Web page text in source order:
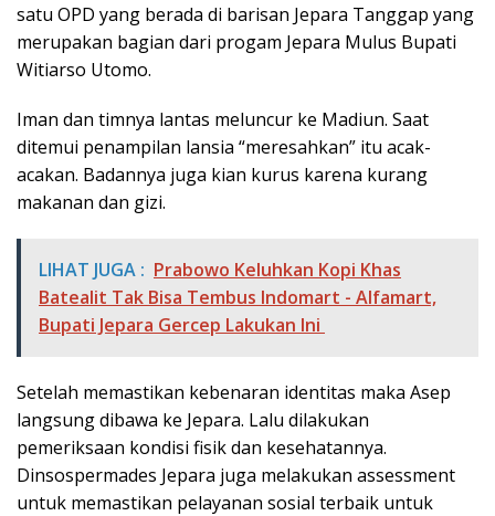
satu OPD yang berada di barisan Jepara Tanggap yang
merupakan bagian dari progam Jepara Mulus Bupati
Witiarso Utomo.
Iman dan timnya lantas meluncur ke Madiun. Saat
ditemui penampilan lansia “meresahkan” itu acak-
acakan. Badannya juga kian kurus karena kurang
makanan dan gizi.
LIHAT JUGA : Prabowo Keluhkan Kopi Khas
Batealit Tak Bisa Tembus Indomart - Alfamart,
Bupati Jepara Gercep Lakukan Ini
Setelah memastikan kebenaran identitas maka Asep
langsung dibawa ke Jepara. Lalu dilakukan
pemeriksaan kondisi fisik dan kesehatannya.
Dinsospermades Jepara juga melakukan assessment
untuk memastikan pelayanan sosial terbaik untuk